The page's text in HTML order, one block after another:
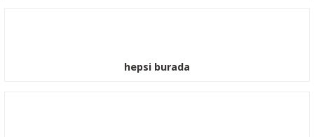
hepsi burada